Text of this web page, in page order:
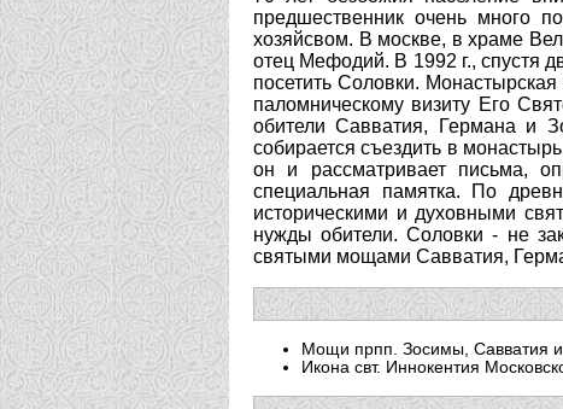
Мощи прпп. Зосимы, Савватия
Икона свт. Иннокентия